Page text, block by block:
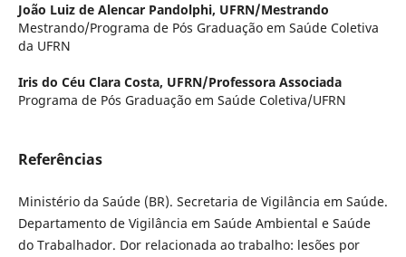
João Luiz de Alencar Pandolphi, UFRN/Mestrando
Mestrando/Programa de Pós Graduação em Saúde Coletiva
da UFRN
Iris do Céu Clara Costa, UFRN/Professora Associada
Programa de Pós Graduação em Saúde Coletiva/UFRN
Referências
Ministério da Saúde (BR). Secretaria de Vigilância em Saúde.
Departamento de Vigilância em Saúde Ambiental e Saúde
do Trabalhador. Dor relacionada ao trabalho: lesões por